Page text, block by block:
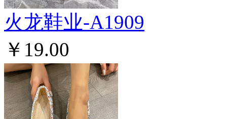
火龙鞋业-A1909
￥19.00